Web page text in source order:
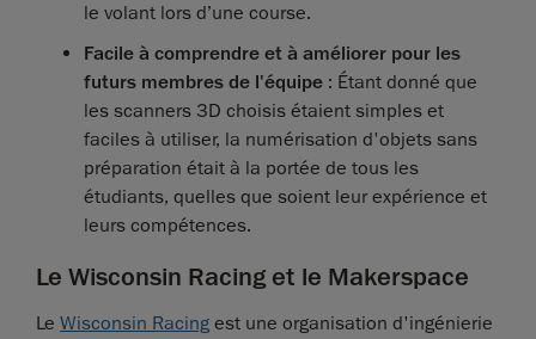
le volant lors d’une course.
Facile à comprendre et à améliorer pour les
futurs membres de l'équipe : Étant donné que
les scanners 3D choisis étaient simples et
faciles à utiliser, la numérisation d'objets sans
préparation était à la portée de tous les
étudiants, quelles que soient leur expérience et
leurs compétences.
Le Wisconsin Racing et le Makerspace
Le Wisconsin Racing est une organisation d'ingénierie